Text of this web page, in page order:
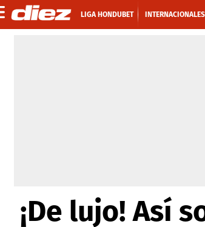
LIGA HONDUBET INTERNACIONALES
¡De lujo! Así